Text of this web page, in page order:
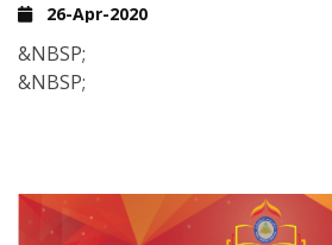
26-Apr-2020
&NBSP;
&NBSP;